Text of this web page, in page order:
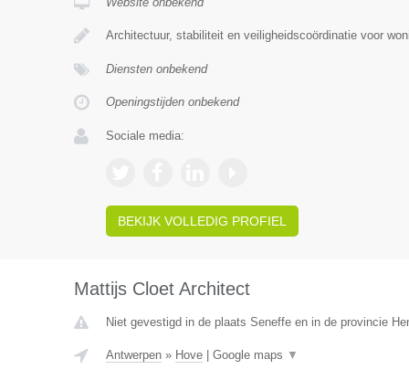
Architectuur, stabiliteit en veiligheidscoördinatie voor
Diensten onbekend
Openingstijden onbekend
Sociale media:
BEKIJK VOLLEDIG PROFIEL
Mattijs Cloet Architect
Niet gevestigd in de plaats Seneffe en in de provincie
Antwerpen» Hove| Google maps ▼